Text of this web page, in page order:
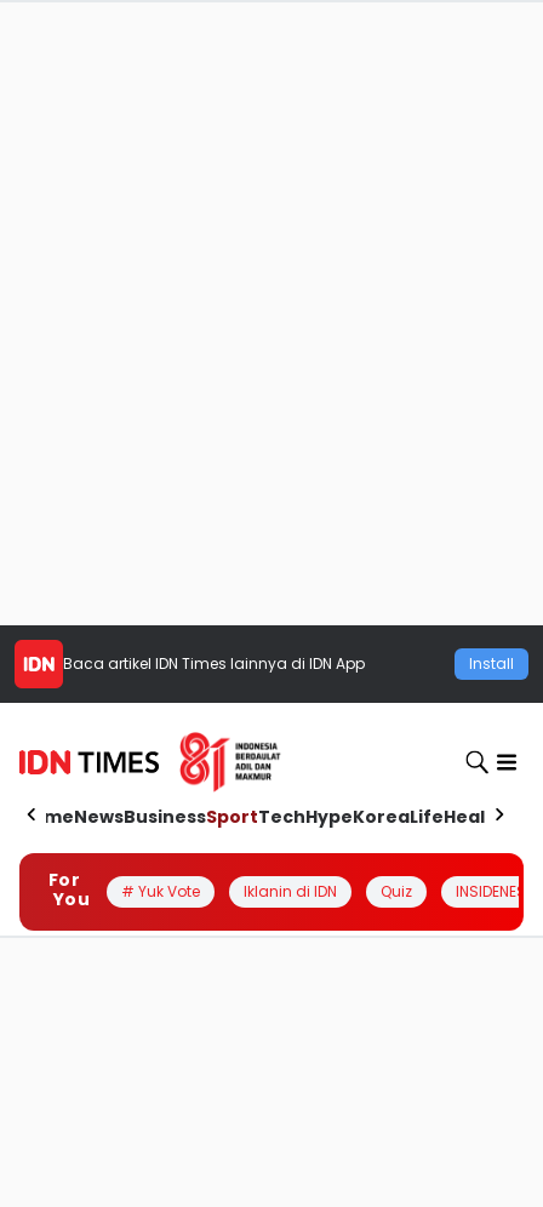
Baca artikel IDN Times lainnya di IDN App Install
HomeNewsBusinessSportTechHypeKoreaLifeHealth
For
You
# Yuk Vote Iklanin di IDN Quiz INSIDENESIA